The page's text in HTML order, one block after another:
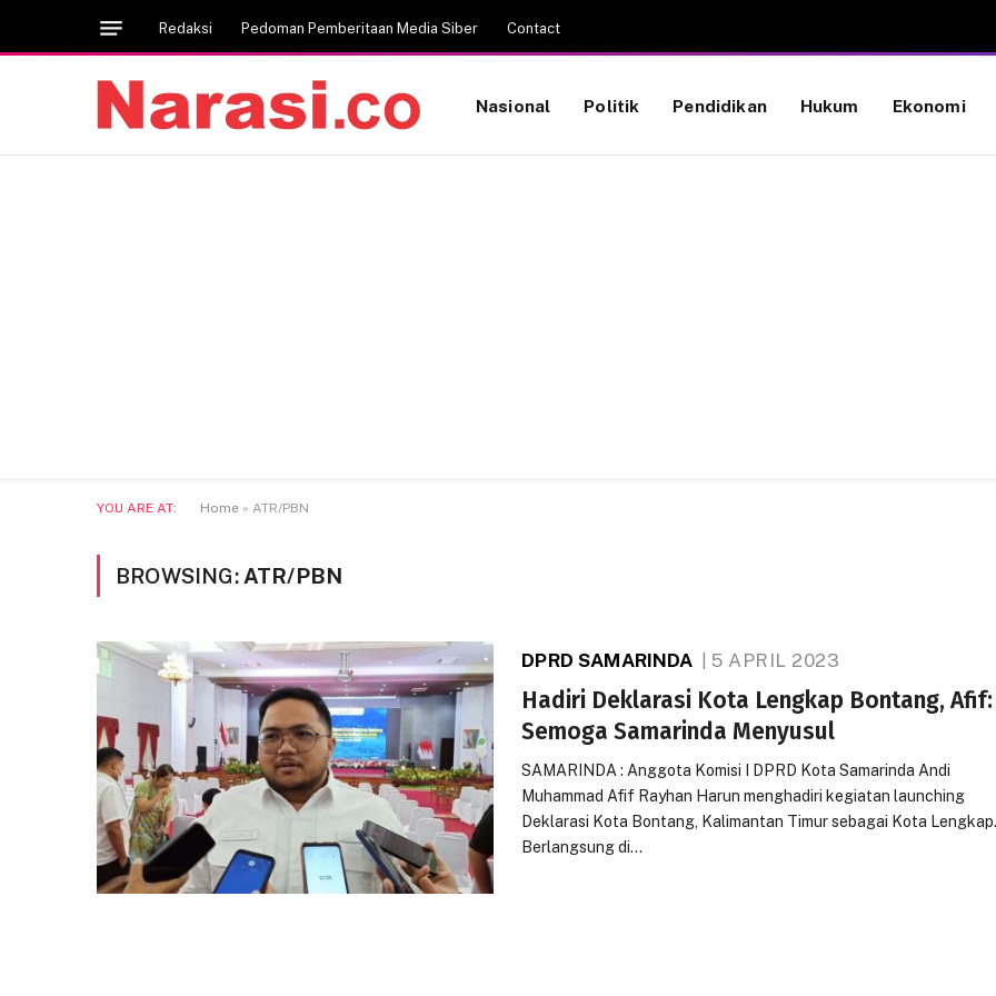
Redaksi Pedoman Pemberitaan Media Siber Contact
Nasional Politik Pendidikan Hukum Ekonomi
YOU ARE AT: Home » ATR/PBN
BROWSING: ATR/PBN
DPRD SAMARINDA 5 APRIL 2023
Hadiri Deklarasi Kota Lengkap Bontang, Afif:
Semoga Samarinda Menyusul
SAMARINDA : Anggota Komisi I DPRD Kota Samarinda Andi
Muhammad Afif Rayhan Harun menghadiri kegiatan launching
Deklarasi Kota Bontang, Kalimantan Timur sebagai Kota
Berlangsung di…